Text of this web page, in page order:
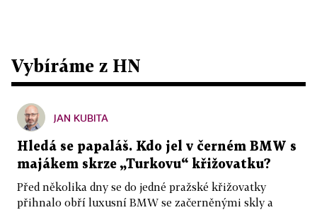
Vybíráme z HN
JAN KUBITA
Hledá se papaláš. Kdo jel v černém BMW s
majákem skrze „Turkovu“ křižovatku?
Před několika dny se do jedné pražské křižovatky
přihnalo obří luxusní BMW se začerněnými skly a